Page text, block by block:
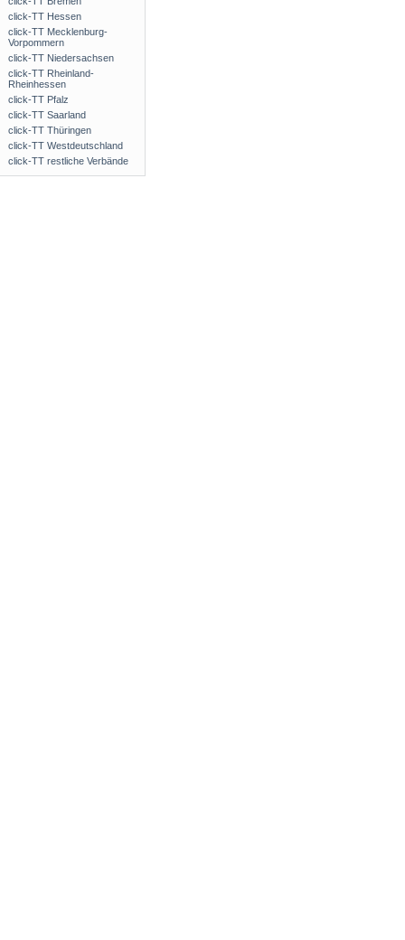
click-TT Hessen
click-TT Mecklenburg-
Vorpommern
click-TT Niedersachsen
click-TT Rheinland-
Rheinhessen
click-TT Pfalz
click-TT Saarland
click-TT Thüringen
click-TT Westdeutschland
click-TT restliche Verbände